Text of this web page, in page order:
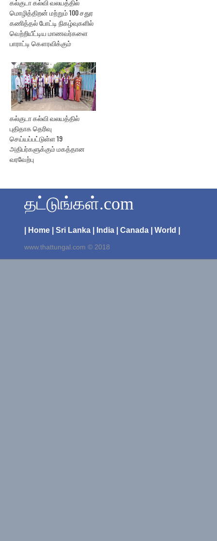
கல்குடா கல்வி வலயத்தில்
மொழித்திறன் மற்றும் 100 சதுர
கணித்தல் போட்டி நிகழ்வுகளில்
வெற்றியீட்டிய மாணவர்களை
பாராட்டி கௌரவிக்கும்
கல்குடா கல்வி வலயத்தில்
புதிதாக தெரிவு
செய்யப்பட்டுள்ள 19
அதிபர்களுக்கும் மகத்தான
வரவேற்பு
தட்டுங்கள்.com
| Home | Sri Lanka | India | Canada | World |
www.thattungal.com © 2018